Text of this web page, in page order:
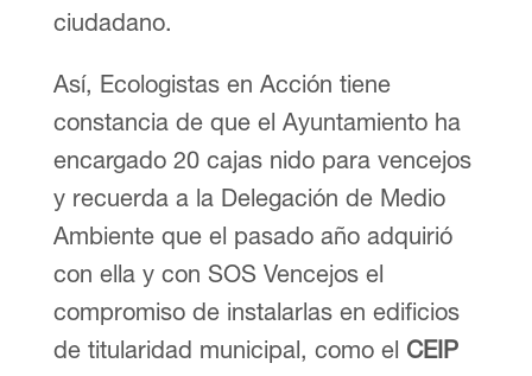
ciudadano.
Así, Ecologistas en Acción tiene
constancia de que el Ayuntamiento ha
encargado 20 cajas nido para vencejos
y recuerda a la Delegación de Medio
Ambiente que el pasado año adquirió
con ella y con SOS Vencejos el
compromiso de instalarlas en edificios
de titularidad municipal, como el CEIP